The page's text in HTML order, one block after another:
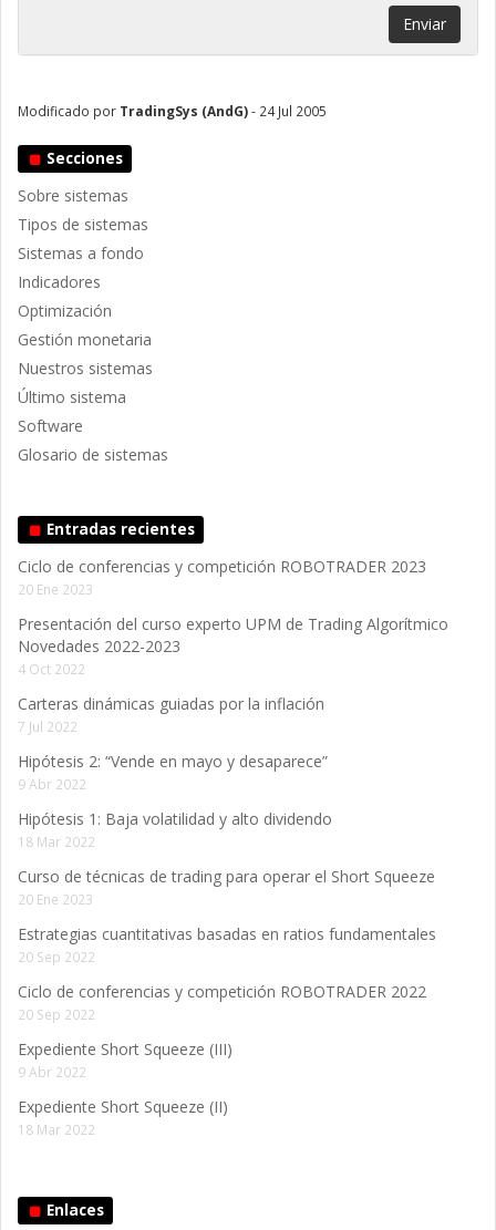
Enviar
Modificado por TradingSys (AndG)- 24 Jul 2005
Secciones
Sobre sistemas
Tipos de sistemas
Sistemas a fondo
Indicadores
Optimización
Gestión monetaria
Nuestros sistemas
Último sistema
Software
Glosario de sistemas
Entradas recientes
Ciclo de conferencias y competición ROBOTRADER 2023
20 Ene 2023
Presentación del curso experto UPM de Trading Algorítmico
Novedades 2022-2023
4 Oct 2022
Carteras dinámicas guiadas por la inflación
7 Jul 2022
Hipótesis 2: “Vende en mayo y desaparece”
9 Abr 2022
Hipótesis 1: Baja volatilidad y alto dividendo
18 Mar 2022
Curso de técnicas de trading para operar el Short Squeeze
20 Ene 2023
Estrategias cuantitativas basadas en ratios fundamentales
20 Sep 2022
Ciclo de conferencias y competición ROBOTRADER 2022
20 Sep 2022
Expediente Short Squeeze (III)
9 Abr 2022
Expediente Short Squeeze (II)
18 Mar 2022
Enlaces